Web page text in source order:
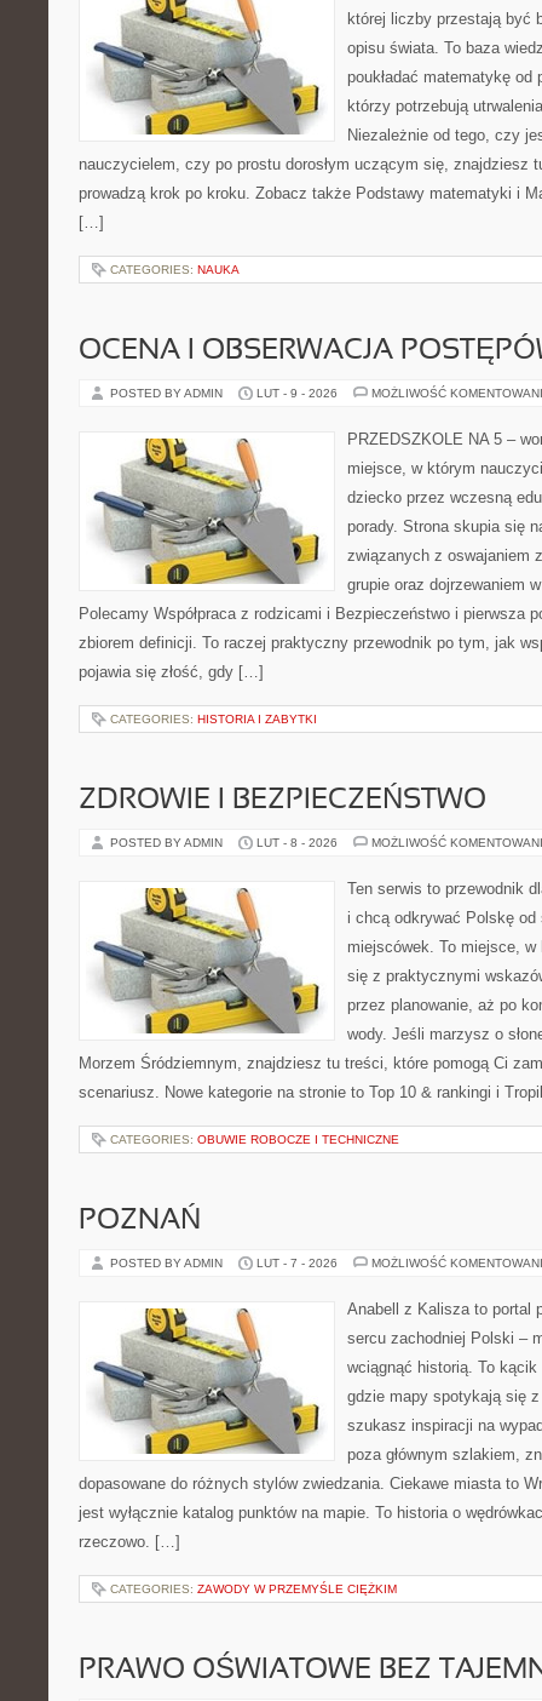
której liczby przestają być
opisu świata. To baza
poukładać matematykę od
którzy potrzebują
Niezależnie od tego, czy
nauczycielem, czy po prostu dorosłym uczącym się, znajdziesz
prowadzą krok po kroku. Zobacz także Podstawy matematyki i
[…]
CATEGORIES: NAUKA
OCENA I OBSERWACJA
POSTED BY ADMIN LUT - 9 - 2026 MOŻLIWOŚĆ
PRZEDSZKOLE NA 5 –
miejsce, w którym
dziecko przez wczesną
porady. Strona skupia się
związanych z oswajaniem
grupie oraz dojrzewaniem
Polecamy Współpraca z rodzicami i Bezpieczeństwo i pierwsza
zbiorem definicji. To raczej praktyczny przewodnik po tym, jak
pojawia się złość, gdy […]
CATEGORIES: HISTORIA I ZABYTKI
ZDROWIE I BEZPIECZEŃSTWO
POSTED BY ADMIN LUT - 8 - 2026 MOŻLIWOŚĆ
Ten serwis to przewodnik
i chcą odkrywać Polskę
miejscówek. To miejsce,
się z praktycznymi
przez planowanie, aż po
wody. Jeśli marzysz o
Morzem Śródziemnym, znajdziesz tu treści, które pomogą Ci
scenariusz. Nowe kategorie na stronie to Top 10 & rankingi i
CATEGORIES: OBUWIE ROBOCZE I TECHNICZNE
POZNAŃ
POSTED BY ADMIN LUT - 7 - 2026 MOŻLIWOŚĆ
Anabell z Kalisza to portal
sercu zachodniej Polski –
wciągnąć historią. To
gdzie mapy spotykają się
szukasz inspiracji na
poza głównym szlakiem,
dopasowane do różnych stylów zwiedzania. Ciekawe miasta to
jest wyłącznie katalog punktów na mapie. To historia o
rzeczowo. […]
CATEGORIES: ZAWODY W PRZEMYŚLE CIĘŻKIM
PRAWO OŚWIATOWE BEZ